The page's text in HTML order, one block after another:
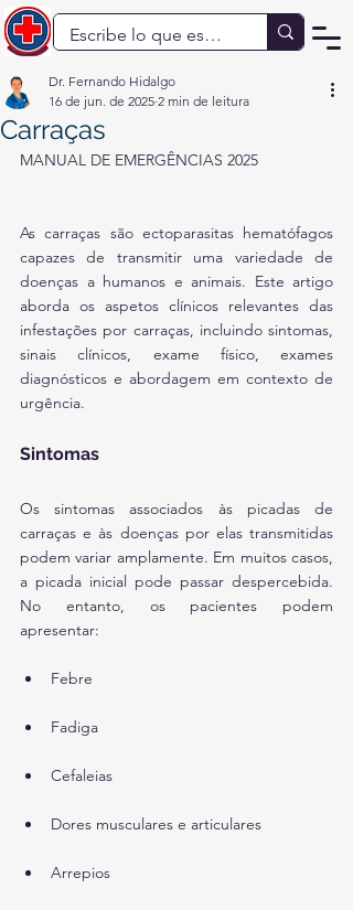
Carraças
Dr. Fernando Hidalgo
16 de jun. de 2025 2 min de leitura
MANUAL DE EMERGÊNCIAS 2025
As carraças são ectoparasitas hematófagos
capazes de transmitir uma variedade de
doenças a humanos e animais. Este artigo
aborda os aspetos clínicos relevantes das
infestações por carraças, incluindo sintomas,
sinais clínicos, exame físico, exames
diagnósticos e abordagem em contexto de
urgência.
Sintomas
Os sintomas associados às picadas de
carraças e às doenças por elas transmitidas
podem variar amplamente. Em muitos casos,
a picada inicial pode passar despercebida.
No entanto, os pacientes podem
apresentar:
Febre
Fadiga
Cefaleias
Dores musculares e articulares
Arrepios